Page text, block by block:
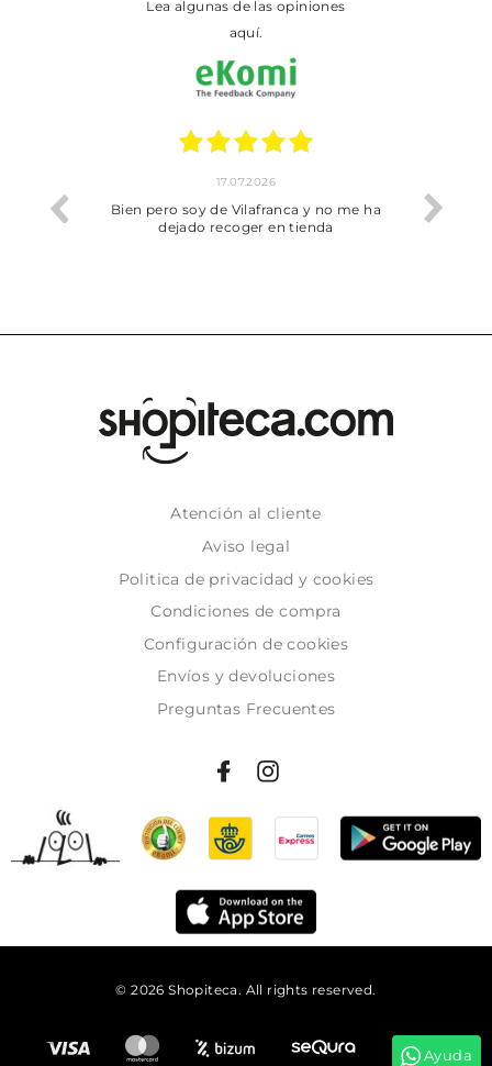
Lea algunas de las opiniones
aquí.
trobat
17.07.2026
Bien pero soy de Vilafranca y no me ha
dejado recoger en tienda
Atención al cliente
Aviso legal
Politica de privacidad y cookies
Condiciones de compra
Configuración de cookies
Envíos y devoluciones
Preguntas Frecuentes
© 2026 Shopiteca. All rights reserved.
Ayuda